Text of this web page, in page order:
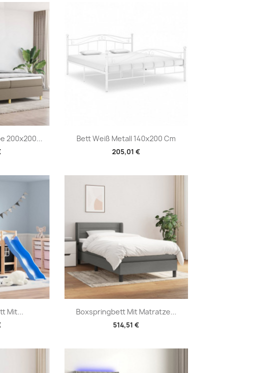
200x200... Bett Weiß Metall 140x200 Cm
205,01 €
Vorschau
Mit... Boxspringbett Mit Matratze...
514,51 €
Vorschau